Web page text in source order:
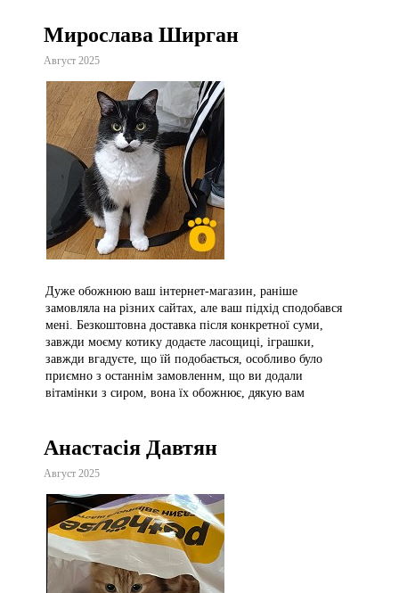
Мирослава Ширган
Август 2025
Дуже обожнюю ваш інтернет-магазин, раніше
замовляла на різних сайтах, але ваш підхід сподобався
мені. Безкоштовна доставка після конкретної суми,
завжди моєму котику додаєте ласощиці, іграшки,
завжди вгадуєте, що їй подобається, особливо було
приємно з останнім замовленнм, що ви додали
вітамінки з сиром, вона їх обожнює, дякую вам
Анастасія Давтян
Август 2025